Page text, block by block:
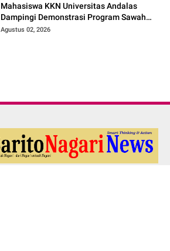
Mahasiswa KKN Universitas Andalas
Dampingi Demonstrasi Program Sawah
Pokok Murah di Jorong Bayua
Agustus 02, 2026